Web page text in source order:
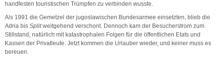
handfesten touristischen Trümpfen zu verbinden wusste.
Als 1991 die Gemetzel der jugoslawischen Bundesarmee einsetzten, blieb die
Adria bis Splitweitgehend verschont. Dennoch kam der Besucherstrom zum
Stillstand, natürlich mit katastrophalen Folgen für die öffentlichen Etats und
Kassen der Privatleute. Jetzt kommen die Urlauber wieder, und keiner muss es
bereuen.